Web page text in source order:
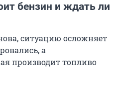
бензин и ждать ли
ситуацию осложняет
а
производит топливо